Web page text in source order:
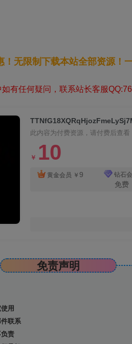
！无限制下载本站全部资源！
有任何疑问，联系站长客服
此内容为付费资源，请付费后查看
￥ 10
黄金会员 ￥9 钻石
免费
免责声明
用
联系
责